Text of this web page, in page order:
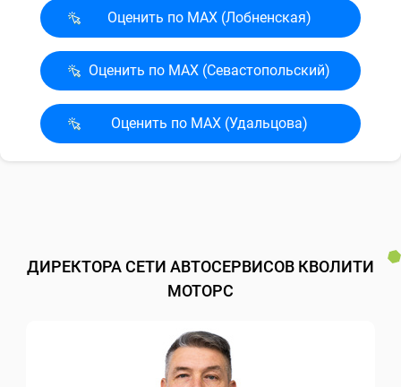
Оценить по MAX (Лобненская)
Оценить по MAX (Севасто­польский)
Оценить по MAX (Удальцова)
ДИРЕКТОРА СЕТИ АВТОСЕРВИСОВ КВОЛИТИ
МОТОРС